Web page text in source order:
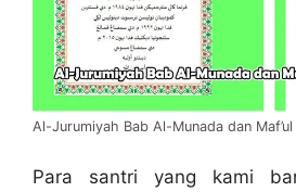
Al-Jurumiyah Bab Al-Munada dan
Para santri yang kami